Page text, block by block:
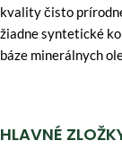
kvality čisto
žiadne syntetické
báze minerálnych
HLAVNÉ